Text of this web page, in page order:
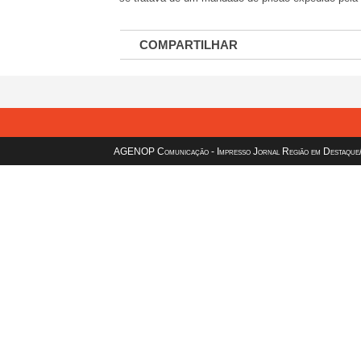
COMPARTILHAR
AGENOP Comunicação - Impresso Jornal Região em